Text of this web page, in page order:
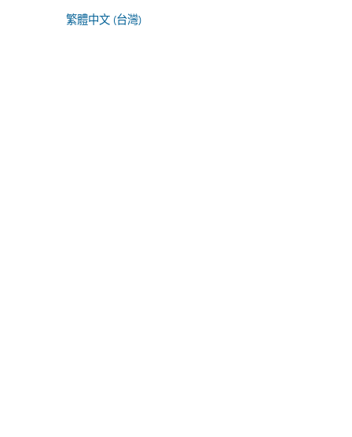
繁體中文 (台灣)